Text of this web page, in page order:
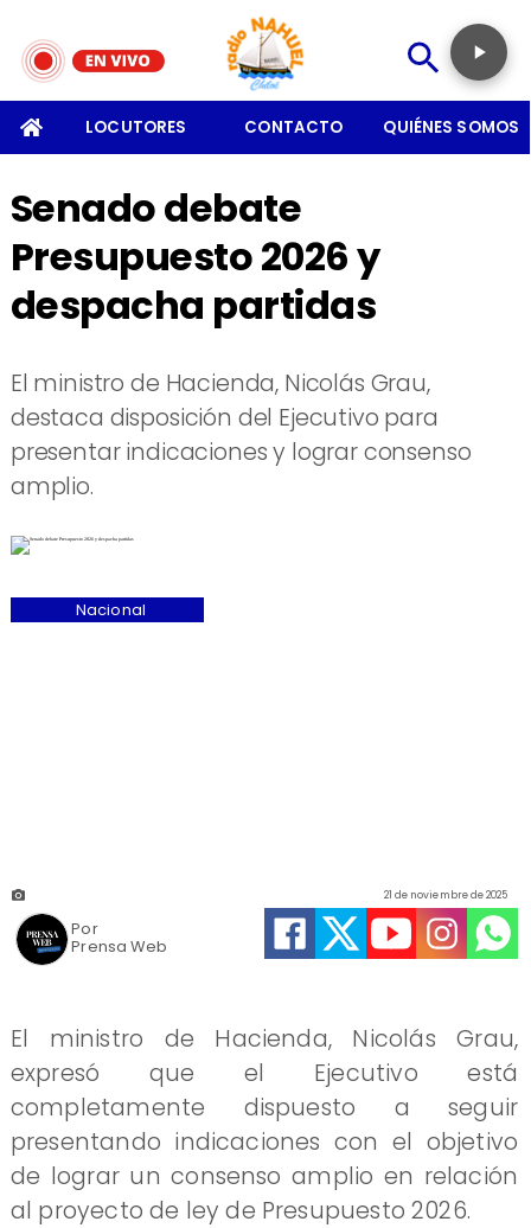
LOCUTORES CONTACTO QUIÉNES SOMOS
Senado debate
Presupuesto 2026 y
despacha partidas
El ministro de Hacienda, Nicolás Grau,
destaca disposición del Ejecutivo para
presentar indicaciones y lograr consenso
amplio.
Prensa Web
21 de noviembre de 2025
Nacional
Por
El ministro de Hacienda, Nicolás Grau,
expresó que el Ejecutivo está
completamente dispuesto a seguir
presentando indicaciones con el objetivo
de lograr un consenso amplio en relación
al proyecto de ley de Presupuesto 2026.